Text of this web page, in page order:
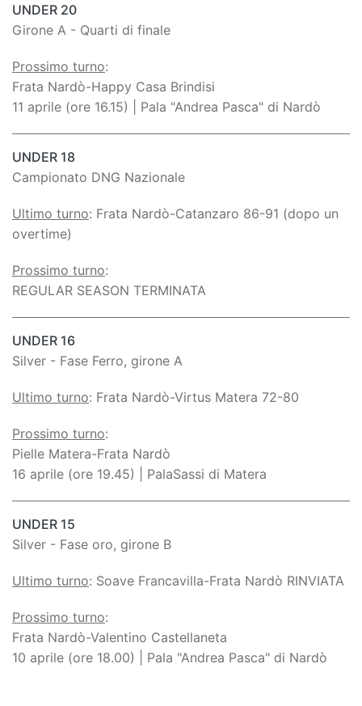
UNDER 20
Girone A - Quarti di finale
Prossimo turno:
Frata Nardò-Happy Casa Brindisi
11 aprile (ore 16.15) | Pala "Andrea Pasca" di Nardò
UNDER 18
Campionato DNG Nazionale
Ultimo turno: Frata Nardò-Catanzaro 86-91 (dopo un
overtime)
Prossimo turno:
REGULAR SEASON TERMINATA
UNDER 16
Silver - Fase Ferro, girone A
Ultimo turno: Frata Nardò-Virtus Matera 72-80
Prossimo turno:
Pielle Matera-Frata Nardò
16 aprile (ore 19.45) | PalaSassi di Matera
UNDER 15
Silver - Fase oro, girone B
Ultimo turno: Soave Francavilla-Frata Nardò RINVIATA
Prossimo turno:
Frata Nardò-Valentino Castellaneta
10 aprile (ore 18.00) | Pala "Andrea Pasca" di Nardò